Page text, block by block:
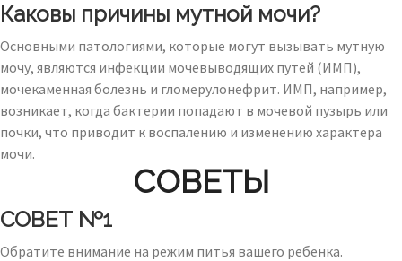
Каковы причины мутной мочи?
Основными патологиями, которые могут вызывать мутную
мочу, являются инфекции мочевыводящих путей (ИМП),
мочекаменная болезнь и гломерулонефрит. ИМП, например,
возникает, когда бактерии попадают в мочевой пузырь или
почки, что приводит к воспалению и изменению характера
мочи.
СОВЕТЫ
СОВЕТ №1
Обратите внимание на режим питья вашего ребенка.